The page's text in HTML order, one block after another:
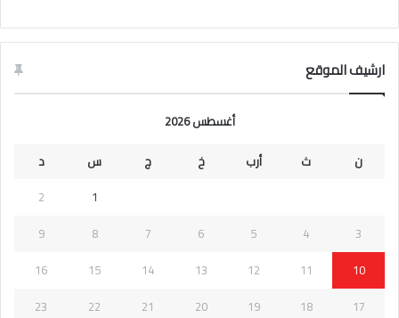
ارشيف الموقع
أغسطس 2026
ن
ث أرب خ ج س
د
1
2
3
4
5
6
7
8
9
10
11
12
13
14
15
16
17
18
19
20
21
22
23